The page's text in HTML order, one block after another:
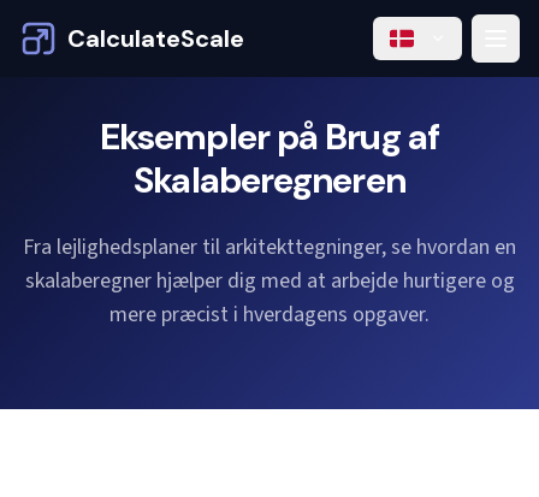
CalculateScale
Eksempler på Brug af
Skalaberegneren
Fra lejlighedsplaner til arkitekttegninger, se hvordan en
skalaberegner hjælper dig med at arbejde hurtigere og
mere præcist i hverdagens opgaver.